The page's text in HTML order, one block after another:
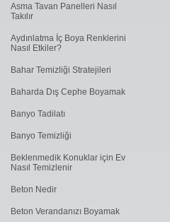
Asma Tavan Panelleri Nasıl
Takılır
Aydınlatma İç Boya Renklerini
Nasıl Etkiler?
Bahar Temizliği Stratejileri
Baharda Dış Cephe Boyamak
Banyo Tadilatı
Banyo Temizliği
Beklenmedik Konuklar için Ev
Nasıl Temizlenir
Beton Nedir
Beton Verandanızı Boyamak